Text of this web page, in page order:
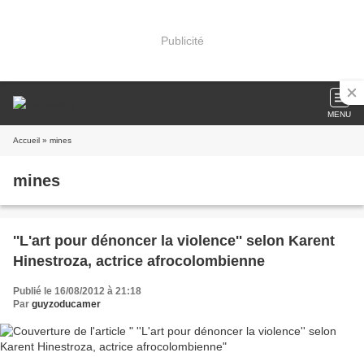
Publicité
MENU
Accueil » mines
mines
''L'art pour dénoncer la violence'' selon Karent
Hinestroza, actrice afrocolombienne
Publié le 16/08/2012 à 21:18
Par guyzoducamer